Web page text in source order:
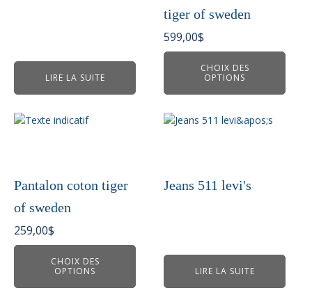
LIRE LA SUITE
tiger of sweden
599,00$
CHOIX DES
OPTIONS
options
peuvent
être
la
page
du
Pantalon coton tiger
of sweden
259,00$
CHOIX DES
OPTIONS
Ce
variations.
options
peuvent
être
la
Jeans 511 levi's
LIRE LA SUITE